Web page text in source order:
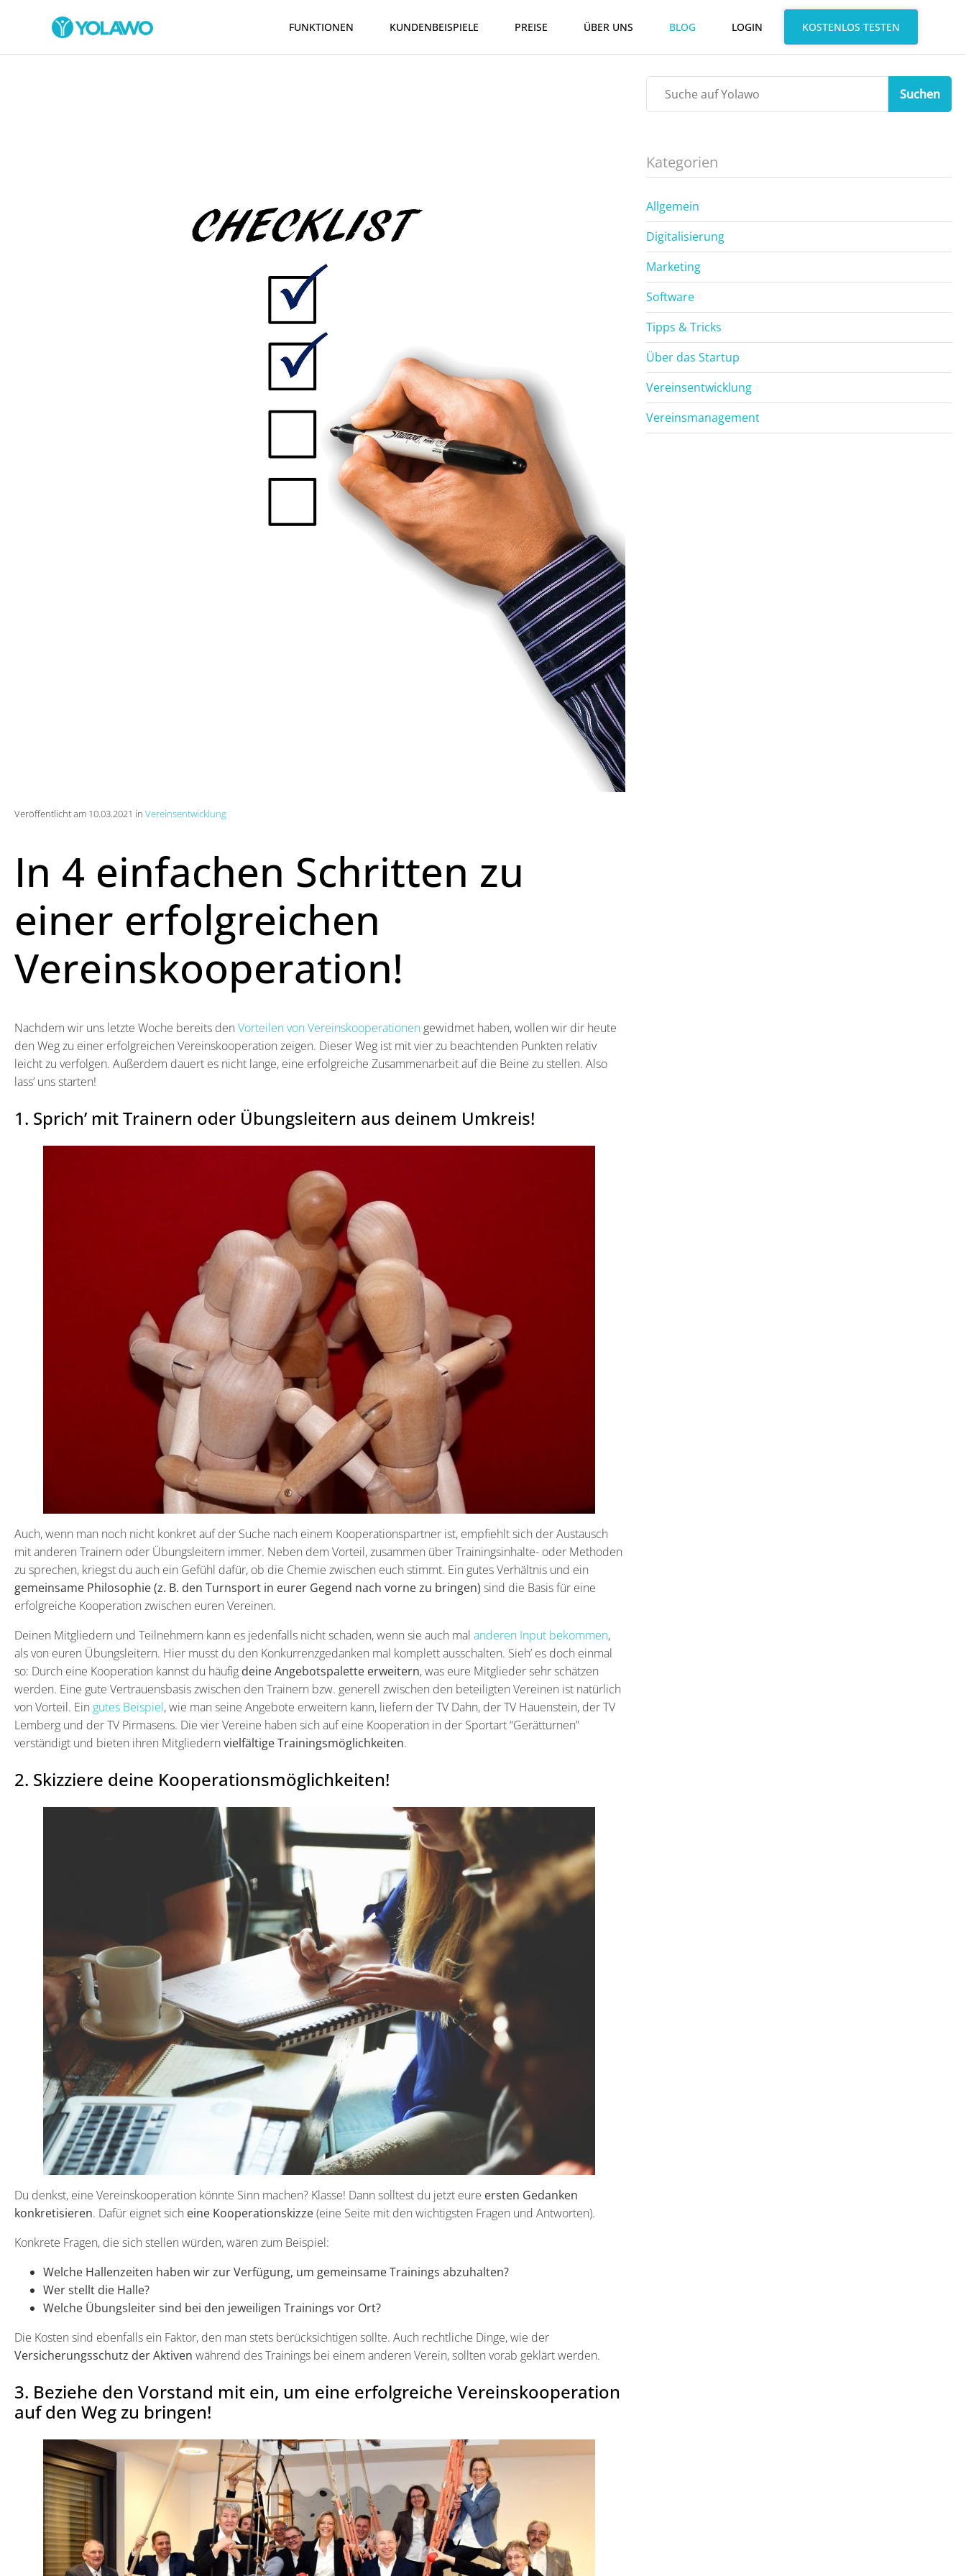
FUNKTIONEN KUNDENBEISPIELE PREISE ÜBER UNS BLOG LOGIN KOSTENLOS TESTEN
Veröffentlicht am 10.03.2021 in Vereinsentwicklung
In 4 einfachen Schritten zu
einer erfolgreichen
Vereinskooperation!
Nachdem wir uns letzte Woche bereits den Vorteilen von Vereinskooperationen gewidmet haben, wollen wir dir heute
den Weg zu einer erfolgreichen Vereinskooperation zeigen. Dieser Weg ist mit vier zu beachtenden Punkten relativ
leicht zu verfolgen. Außerdem dauert es nicht lange, eine erfolgreiche Zusammenarbeit auf die Beine zu stellen. Also
lass’ uns starten!
1. Sprich’ mit Trainern oder Übungsleitern aus deinem Umkreis!
Auch, wenn man noch nicht konkret auf der Suche nach einem Kooperationspartner ist, empfiehlt sich der Austausch
mit anderen Trainern oder Übungsleitern immer. Neben dem Vorteil, zusammen über Trainingsinhalte- oder Methoden
zu sprechen, kriegst du auch ein Gefühl dafür, ob die Chemie zwischen euch stimmt. Ein gutes Verhältnis und ein
gemeinsame Philosophie (z. B. den Turnsport in eurer Gegend nach vorne zu bringen) sind die Basis für eine
erfolgreiche Kooperation zwischen euren Vereinen.
Deinen Mitgliedern und Teilnehmern kann es jedenfalls nicht schaden, wenn sie auch mal anderen Input bekommen,
als von euren Übungsleitern. Hier musst du den Konkurrenzgedanken mal komplett ausschalten. Sieh’ es doch einmal
so: Durch eine Kooperation kannst du häufig deine Angebotspalette erweitern, was eure Mitglieder sehr schätzen
werden. Eine gute Vertrauensbasis zwischen den Trainern bzw. generell zwischen den beteiligten Vereinen ist natürlich
von Vorteil. Ein gutes Beispiel, wie man seine Angebote erweitern kann, liefern der TV Dahn, der TV Hauenstein, der TV
Lemberg und der TV Pirmasens. Die vier Vereine haben sich auf eine Kooperation in der Sportart “Gerätturnen”
verständigt und bieten ihren Mitgliedern vielfältige Trainingsmöglichkeiten.
2. Skizziere deine Kooperationsmöglichkeiten!
Du denkst, eine Vereinskooperation könnte Sinn machen? Klasse! Dann solltest du jetzt eure ersten Gedanken
konkretisieren. Dafür eignet sich eine Kooperationskizze(eine Seite mit den wichtigsten Fragen und Antworten).
Konkrete Fragen, die sich stellen würden, wären zum Beispiel:
Welche Hallenzeiten haben wir zur Verfügung, um gemeinsame Trainings abzuhalten?
Wer stellt die Halle?
Welche Übungsleiter sind bei den jeweiligen Trainings vor Ort?
Die Kosten sind ebenfalls ein Faktor, den man stets berücksichtigen sollte. Auch rechtliche Dinge, wie der
Versicherungsschutz der Aktiven während des Trainings bei einem anderen Verein, sollten vorab geklärt werden.
3. Beziehe den Vorstand mit ein, um eine erfolgreiche Vereinskooperation
auf den Weg zu bringen!
Suchen
Kategorien
Allgemein
Digitalisierung
Marketing
Software
Tipps & Tricks
Über das Startup
Vereinsentwicklung
Vereinsmanagement